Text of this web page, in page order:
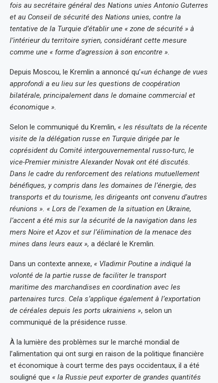
fois au secrétaire général des Nations unies Antonio Guterres
et au Conseil de sécurité des Nations unies, contre la
tentative de la Turquie d’établir une « zone de sécurité » à
l’intérieur du territoire syrien, considérant cette mesure
comme une « forme d’agression à son encontre ».
Depuis Moscou, le Kremlin a annoncé qu’«un échange de vues
approfondi a eu lieu sur les questions de coopération
bilatérale, principalement dans le domaine commercial et
économique ».
Selon le communiqué du Kremlin, « les résultats de la récente
visite de la délégation russe en Turquie dirigée par le
coprésident du Comité intergouvernemental russo-turc, le
vice-Premier ministre Alexander Novak ont été discutés.
Dans le cadre du renforcement des relations mutuellement
bénéfiques, y compris dans les domaines de l’énergie, des
transports et du tourisme, les dirigeants ont convenu d’autres
réunions ». « Lors de l’examen de la situation en Ukraine,
l’accent a été mis sur la sécurité de la navigation dans les
mers Noire et Azov et sur l’élimination de la menace des
mines dans leurs eaux », a déclaré le Kremlin.
Dans un contexte annexe, « Vladimir Poutine a indiqué la
volonté de la partie russe de faciliter le transport
maritime des marchandises en coordination avec les
partenaires turcs. Cela s’applique également à l’exportation
de céréales depuis les ports ukrainiens », selon un
communiqué de la présidence russe.
À la lumière des problèmes sur le marché mondial de
l’alimentation qui ont surgi en raison de la politique financière
et économique à court terme des pays occidentaux, il a été
souligné que « la Russie peut exporter de grandes quantités